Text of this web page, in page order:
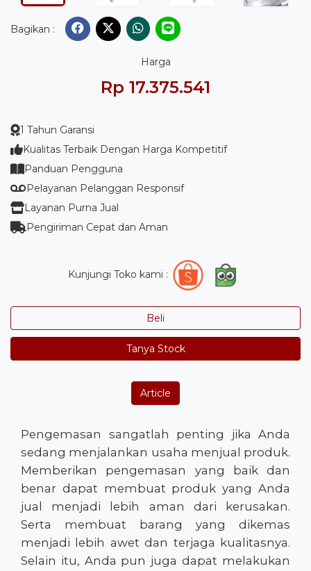
Bagikan :
Harga
Rp 17.375.541
1 Tahun Garansi
Kualitas Terbaik Dengan Harga Kompetitif
Panduan Pengguna
Pelayanan Pelanggan Responsif
Layanan Purna Jual
Pengiriman Cepat dan Aman
Kunjungi Toko kami :
Beli
Tanya Stock
Article
Pengemasan sangatlah penting jika Anda
sedang menjalankan usaha menjual produk.
Memberikan pengemasan yang baik dan
benar dapat membuat produk yang Anda
jual menjadi lebih aman dari kerusakan.
Serta membuat barang yang dikemas
menjadi lebih awet dan terjaga kualitasnya.
Selain itu, Anda pun juga dapat melakukan